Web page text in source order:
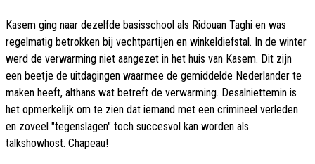
Kasem ging naar dezelfde basisschool als Ridouan Taghi en was
regelmatig betrokken bij vechtpartijen en winkeldiefstal. In de winter
werd de verwarming niet aangezet in het huis van Kasem. Dit zijn
een beetje de uitdagingen waarmee de gemiddelde Nederlander te
maken heeft, althans wat betreft de verwarming. Desalniettemin is
het opmerkelijk om te zien dat iemand met een crimineel verleden
en zoveel "tegenslagen" toch succesvol kan worden als
talkshowhost. Chapeau!